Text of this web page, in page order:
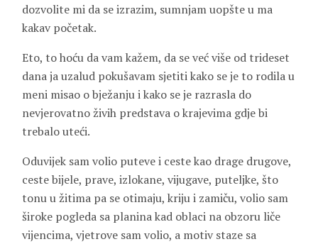
dozvolite mi da se izrazim, sumnjam uopšte u ma
kakav početak.
Eto, to hoću da vam kažem, da se već više od trideset
dana ja uzalud pokušavam sjetiti kako se je to rodila u
meni misao o bježanju i kako se je razrasla do
nevjerovatno živih predstava o krajevima gdje bi
trebalo uteći.
Oduvijek sam volio puteve i ceste kao drage drugove,
ceste bijele, prave, izlokane, vijugave, puteljke, što
tonu u žitima pa se otimaju, kriju i zamiču, volio sam
široke pogleda sa planina kad oblaci na obzoru liče
vijencima, vjetrove sam volio, a motiv staze sa